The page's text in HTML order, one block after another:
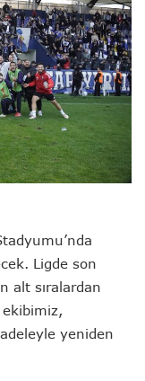
’nda
Ligde son
alt sıralardan
yeniden